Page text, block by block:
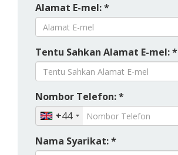
Alamat E-mel: *
Tentu Sahkan Alamat E-mel: *
Nombor Telefon: *
+44
Nama Syarikat: *